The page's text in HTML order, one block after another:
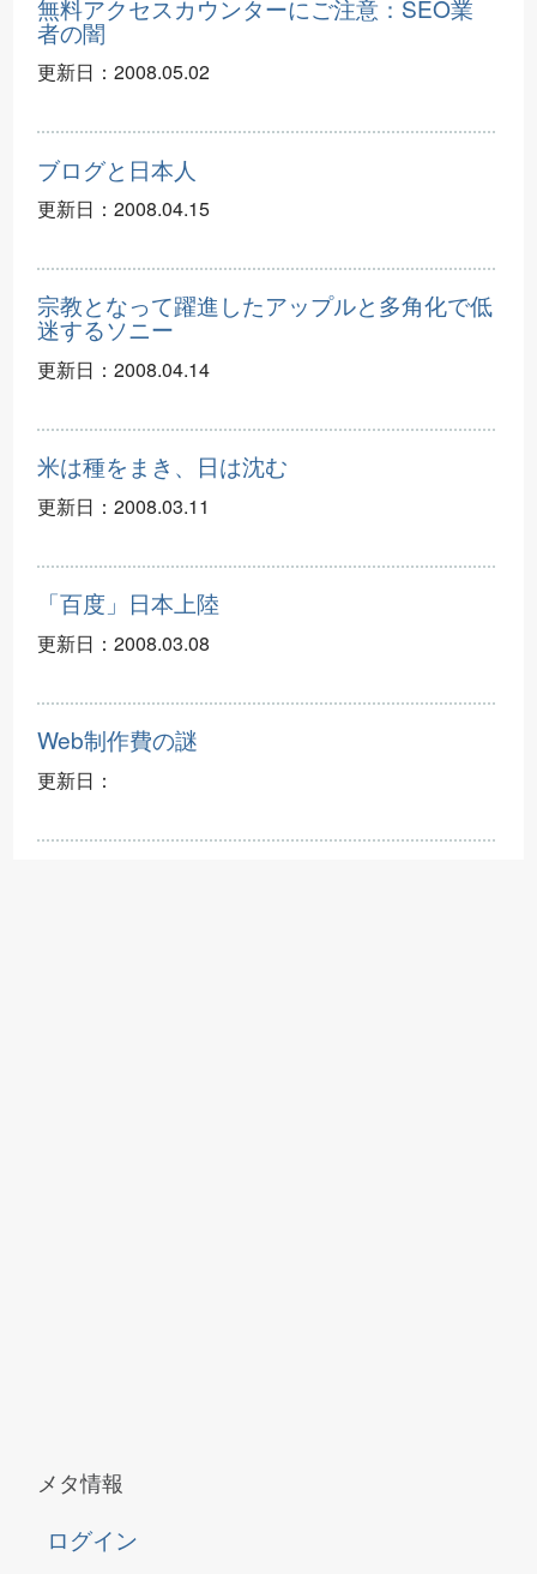
無料アクセスカウンターにご注意：SEO業
者の闇
更新日： 2008.05.02
ブログと日本人
更新日： 2008.04.15
宗教となって躍進したアップルと多角化で低
迷するソニー
更新日： 2008.04.14
米は種をまき、日は沈む
更新日： 2008.03.11
「百度」日本上陸
更新日： 2008.03.08
Web制作費の謎
更新日：
メタ情報
ログイン